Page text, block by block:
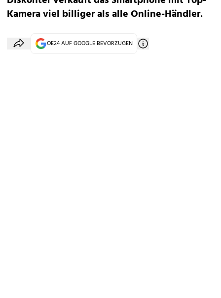
Kamera viel billiger als alle Online-Händler.
OE24 AUF GOOGLE BEVORZUGEN